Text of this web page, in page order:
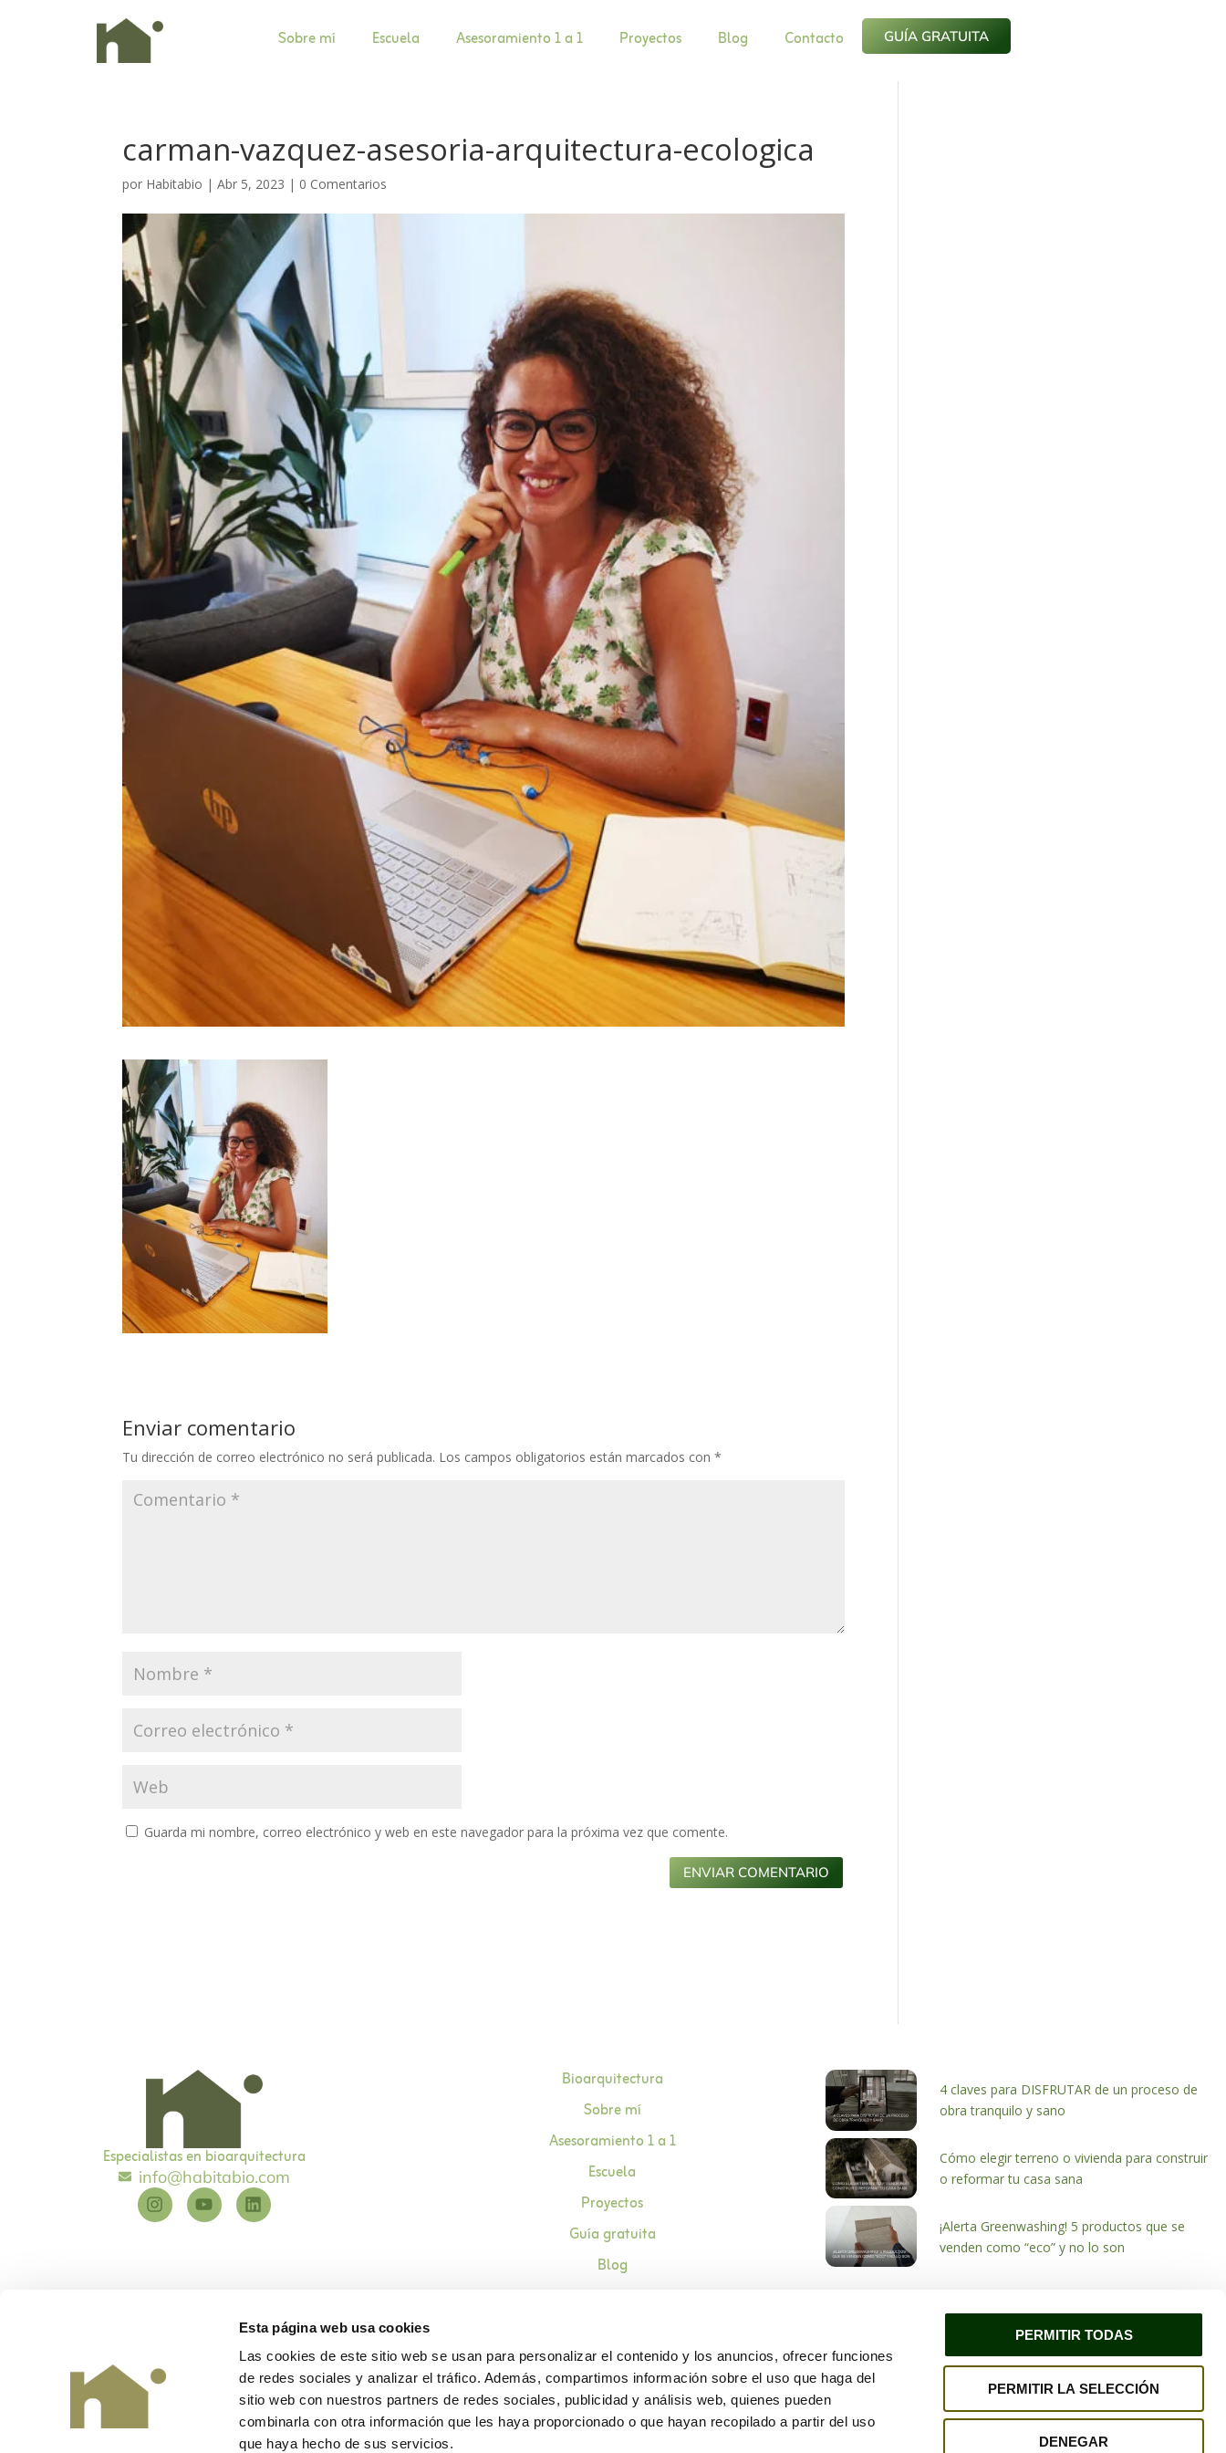
Esta página web usa cookies
Las cookies de este sitio web se usan para personalizar el contenido y los anuncios, ofrecer funciones
de redes sociales y analizar el tráfico. Además, compartimos información sobre el uso que haga del
sitio web con nuestros partners de redes sociales, publicidad y análisis web, quienes pueden
combinarla con otra información que les haya proporcionado o que hayan recopilado a partir del uso
que haya hecho de sus servicios.
PERMITIR TODAS
PERMITIR LA SELECCIÓN
DENEGAR
Sobre mí Escuela Asesoramiento 1 a 1 Proyectos Blog Contacto GUÍA GRATUITA
carman-vazquez-asesoria-arquitectura-ecologica
por Habitabio |Abr 5, 2023 | 0 Comentarios
Enviar comentario
Tu dirección de correo electrónico no será publicada. Los campos obligatorios están marcados con*
Guarda mi nombre, correo electrónico y web en este navegador para la próxima vez que comente.
Especialistas en bioarquitectura
info@habitabio.com
Bioarquitectura
Sobre mí
Asesoramiento 1 a 1
Escuela
Proyectos
Guía gratuita
Blog
4 claves para DISFRUTAR de un proceso de
obra tranquilo y sano
Cómo elegir terreno o vivienda para construir
o reformar tu casa sana
¡Alerta Greenwashing! 5 productos que se
venden como “eco” y no lo son
Habitabio © Diseño y desarrolloEME Digital Aviso legalPolítica de privacidad Política de cookies